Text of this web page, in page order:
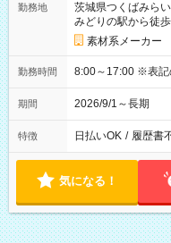
勤務地
茨城県つくばみら
みどりの駅から徒
素材系メーカー
勤務時間 8:00～
期間 2026/9/1～長期
特徴 日払いOK / 履歴書
気になる！